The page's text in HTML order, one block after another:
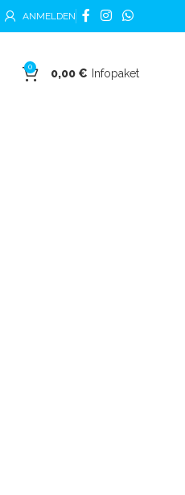
ANMELDEN
0 0,00 € Infopaket